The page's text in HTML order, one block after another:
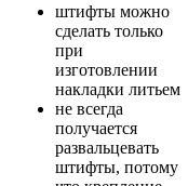
штифты можно
сделать только
при
изготовлении
накладки литьем
не всегда
получается
развальцевать
штифты, потому